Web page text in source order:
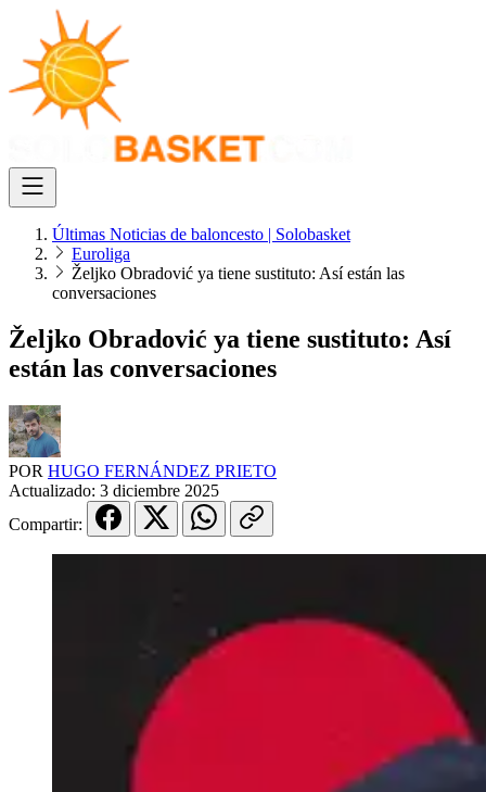
Últimas Noticias de baloncesto | Solobasket
Euroliga
Željko Obradović ya tiene sustituto: Así están las
conversaciones
Željko Obradović ya tiene sustituto: Así
están las conversaciones
POR HUGO FERNÁNDEZ PRIETO
Actualizado: 3 diciembre 2025
Compartir: